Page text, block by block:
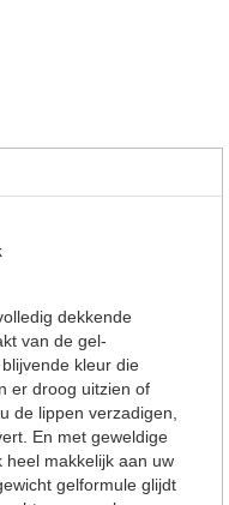
dekkende
van de gel-
kleur die
er droog uitzien of
de lippen verzadigen,
En met geweldige
makkelijk aan uw
gelformule glijdt